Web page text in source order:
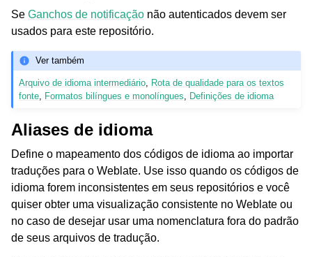
Se Ganchos de notificação não autenticados devem ser
usados para este repositório.
Ver também
Arquivo de idioma intermediário, Rota de qualidade para os textos
fonte, Formatos bilíngues e monolíngues, Definições de idioma
Aliases de idioma
Define o mapeamento dos códigos de idioma ao importar
traduções para o Weblate. Use isso quando os códigos de
idioma forem inconsistentes em seus repositórios e você
quiser obter uma visualização consistente no Weblate ou
no caso de desejar usar uma nomenclatura fora do padrão
de seus arquivos de tradução.